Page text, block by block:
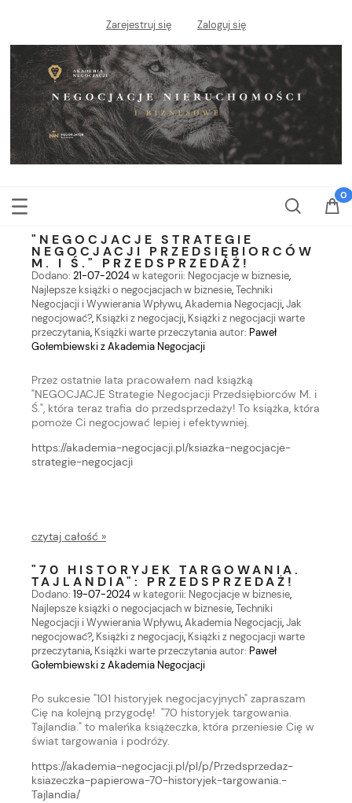
Zarejestruj się Zaloguj się
"NEGOCJACJE STRATEGIE
NEGOCJACJI PRZEDSIĘBIORCÓW
M. I Ś." PRZEDSPRZEDAŻ!
Dodano: 21-07-2024w kategorii: Negocjacje w biznesie,
Najlepsze książki o negocjacjach w biznesie,Techniki
Negocjacji i Wywierania Wpływu,Akademia Negocjacji,Jak
negocjować?, Książki z negocjacji, Książki z negocjacji warte
przeczytania, Książki warte przeczytaniaautor: Paweł
Gołembiewski z Akademia Negocjacji
Przez ostatnie lata pracowałem nad książką
"NEGOCJACJE Strategie Negocjacji Przedsiębiorców M. i
Ś.", która teraz trafia do przedsprzedaży! To książka, która
pomoże Ci negocjować lepiej i efektywniej.
https://akademia-negocjacji.pl/ksiazka-negocjacje-
strategie-negocjacji
czytaj całość »
"70 HISTORYJEK TARGOWANIA.
TAJLANDIA": PRZEDSPRZEDAŻ!
Dodano: 19-07-2024w kategorii: Negocjacje w biznesie,
Najlepsze książki o negocjacjach w biznesie,Techniki
Negocjacji i Wywierania Wpływu,Akademia Negocjacji,Jak
negocjować?, Książki z negocjacji, Książki z negocjacji warte
przeczytania, Książki warte przeczytaniaautor: Paweł
Gołembiewski z Akademia Negocjacji
Po sukcesie "101 historyjek negocjacyjnych" zapraszam
Cię na kolejną przygodę! "70 historyjek targowania.
Tajlandia." to maleńka książeczka, która przeniesie Cię w
świat targowania i podróży.
https://akademia-negocjacji.pl/pl/p/Przedsprzedaz-
ksiazeczka-papierowa-70-historyjek-targowania.-
Tajlandia/